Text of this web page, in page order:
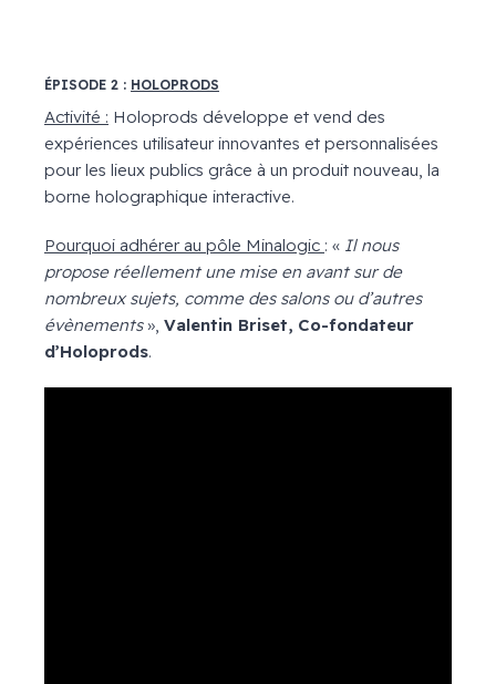
ÉPISODE 2 : HOLOPRODS
Activité : Holoprods développe et vend des
expériences utilisateur innovantes et personnalisées
pour les lieux publics grâce à un produit nouveau, la
borne holographique interactive.
Pourquoi adhérer au pôle Minalogic : « Il nous
propose réellement une mise en avant sur de
nombreux sujets, comme des salons ou d’autres
évènements», Valentin Briset, Co-fondateur
d’Holoprods.